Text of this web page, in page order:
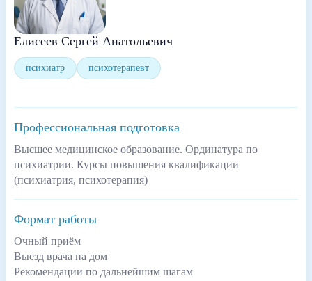
Елисеев Сергей Анатольевич
психиатр психотерапевт
Профессиональная подготовка
Высшее медицинское образование. Ординатура по
психиатрии. Курсы повышения квалификации
(психиатрия, психотерапия)
Формат работы
Очный приём
Выезд врача на дом
Рекомендации по дальнейшим шагам